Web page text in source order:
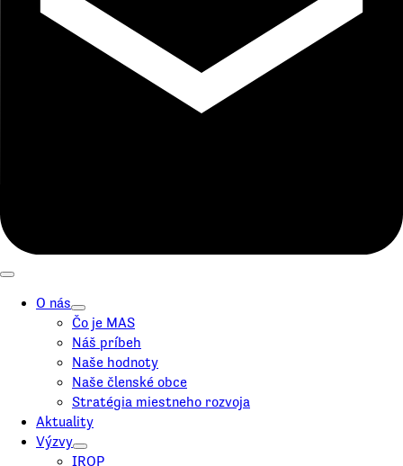
O nás
Čo je MAS
Náš príbeh
Naše hodnoty
Naše členské obce
Stratégia miestneho rozvoja
Aktuality
Výzvy
IROP